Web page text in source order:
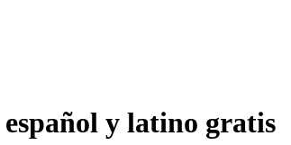
y latino gratis